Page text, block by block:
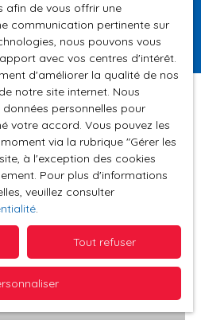
Rechercher
Créer une alerte
afin de vous offrir une
communication pertinente sur
nous pouvons vous
avec vos centres d'intérêt.
d'améliorer la qualité de nos
notre site internet. Nous
personnelles pour
votre accord. Vous pouvez les
via la rubrique ″Gérer les
à l'exception des cookies
Pour plus d'informations
veuillez consulter
.
Tout refuser